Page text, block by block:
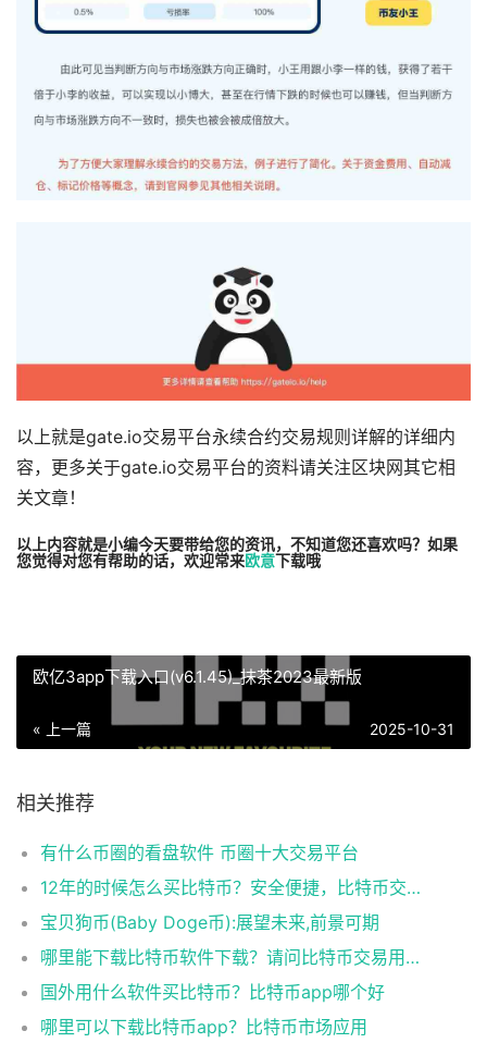
以上就是gate.io交易平台永续合约交易规则详解的详细内
容，更多关于gate.io交易平台的资料请关注区块网其它相
关文章！
以上内容就是小编今天要带给您的资讯，不知道您还喜欢吗？如果
您觉得对您有帮助的话，欢迎常来欧意下载哦
欧亿3app下载入口(v6.1.45)_抹茶2023最新版
« 上一篇 2025-10-31
相关推荐
有什么币圈的看盘软件 币圈十大交易平台
12年的时候怎么买比特币？安全便捷，比特币交易首选
宝贝狗币(Baby Doge币):展望未来,前景可期
哪里能下载比特币软件下载？请问比特币交易用什么软件
国外用什么软件买比特币？比特币app哪个好
哪里可以下载比特币app？比特币市场应用